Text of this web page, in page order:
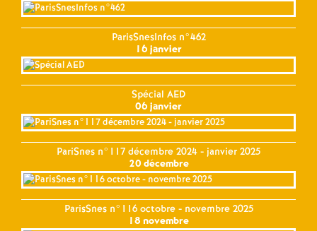
ParisSnesInfos n°462
16 janvier
Spécial AED
06 janvier
PariSnes n°117 décembre 2024 - janvier 2025
20 décembre
ParisSnes n°116 octobre - novembre 2025
18 novembre